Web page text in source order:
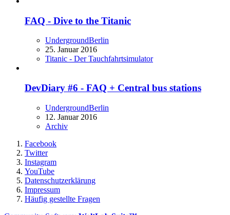
FAQ - Dive to the Titanic
UndergroundBerlin
25. Januar 2016
Titanic - Der Tauchfahrtsimulator
DevDiary #6 - FAQ + Central bus stations
UndergroundBerlin
12. Januar 2016
Archiv
Facebook
Twitter
Instagram
YouTube
Datenschutzerklärung
Impressum
Häufig gestellte Fragen